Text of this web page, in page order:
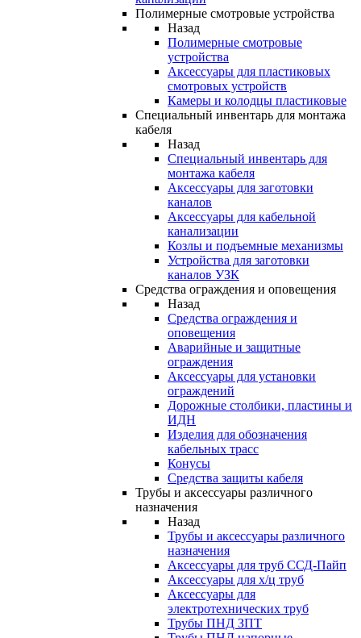
Полимерные смотровые устройства
Назад
Полимерные смотровые
устройства
Аксессуары для пластиковых
смотровых устройств
Камеры и колодцы пластиковые
Специальный инвентарь для монтажа
кабеля
Назад
Специальный инвентарь для
монтажа кабеля
Аксессуары для заготовки
каналов
Аксессуары для кабельной
канализации
Козлы и подъемные механизмы
Устройства для заготовки
каналов УЗК
Средства ограждения и оповещения
Назад
Средства ограждения и
оповещения
Аварийные и защитные
ограждения
Аксессуары для установки
ограждений
Дорожные столбики, пластины и
ИДН
Изделия для обозначения
кабельных трасс
Конусы
Средства защиты кабеля
Трубы и аксессуары различного
назначения
Назад
Трубы и аксессуары различного
назначения
Аксессуары для труб ССД-Пайп
Аксессуары для х/ц труб
Аксессуары для
электротехнических труб
Трубы ПНД ЗПТ